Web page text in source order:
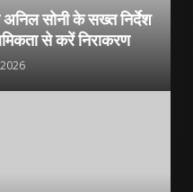
सोनी के सख्त निर्देश
से करें निराकरण